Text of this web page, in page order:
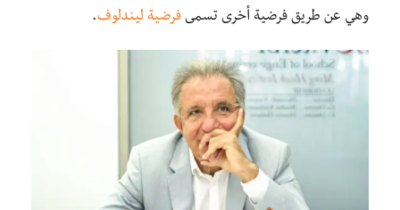
وهي عن طريق فرضية أخرى تسمى فرضية ليندلوف.